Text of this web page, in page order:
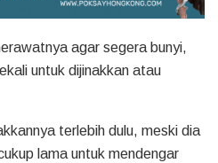
agar segera bunyi,
untuk dijinakkan atau
terlebih dulu, meski dia
lama untuk mendengar